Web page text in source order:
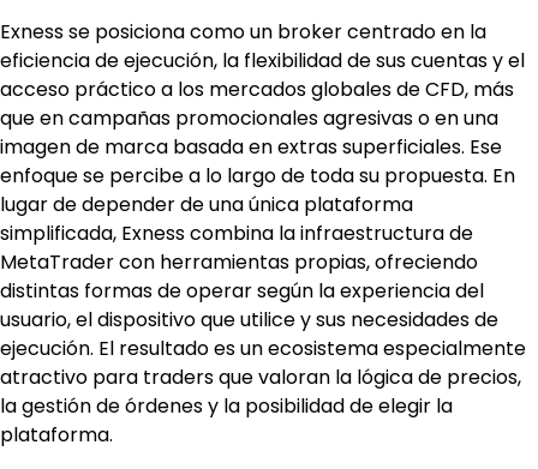
Exness se posiciona como un broker centrado en la
eficiencia de ejecución, la flexibilidad de sus cuentas y el
acceso práctico a los mercados globales de CFD, más
que en campañas promocionales agresivas o en una
imagen de marca basada en extras superficiales. Ese
enfoque se percibe a lo largo de toda su propuesta. En
lugar de depender de una única plataforma
simplificada, Exness combina la infraestructura de
MetaTrader con herramientas propias, ofreciendo
distintas formas de operar según la experiencia del
usuario, el dispositivo que utilice y sus necesidades de
ejecución. El resultado es un ecosistema especialmente
atractivo para traders que valoran la lógica de precios,
la gestión de órdenes y la posibilidad de elegir la
plataforma.